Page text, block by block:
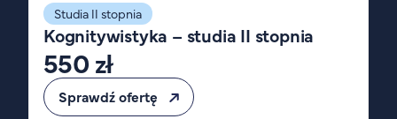
Studia II stopnia
Kognitywistyka – studia II stopnia
550 zł
Sprawdź ofertę